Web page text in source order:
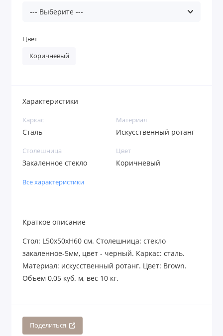
Цвет
Коричневый
Характеристики
Каркас
Сталь
Материал
Искусственный ротанг
Столешница
Закаленное стекло
Цвет
Коричневый
Все характеристики
Краткое описание
Стол: L50х50хH60 см. Столешница: стекло
закаленное-5мм, цвет - черный. Каркас: сталь.
Материал: искусственный ротанг. Цвет: Brown.
Объем 0,05 куб. м, вес 10 кг.
Поделиться